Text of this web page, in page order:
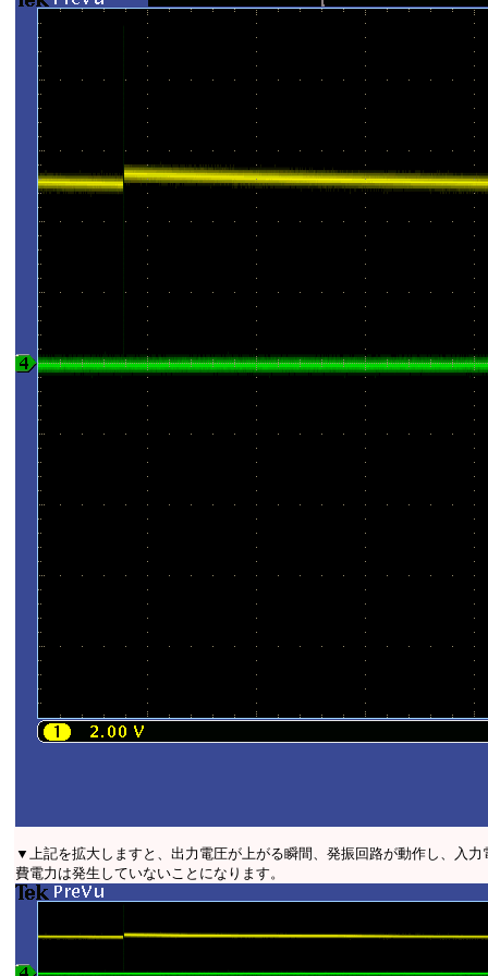
▼上記を拡大しますと、出力電圧が上がる瞬間、発振回路が動作し、入
費電力は発生していないことになります。